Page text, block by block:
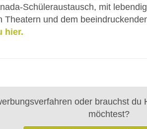
Schüleraustausch, mit
Theatern und dem
hier.
oder brauchst
möchtest?